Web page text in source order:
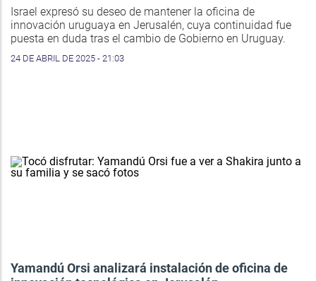
Israel expresó su deseo de mantener la oficina de
innovación uruguaya en Jerusalén, cuya continuidad fue
puesta en duda tras el cambio de Gobierno en Uruguay.
24 DE ABRIL DE 2025 - 21:03
Yamandú Orsi analizará instalación de oficina de